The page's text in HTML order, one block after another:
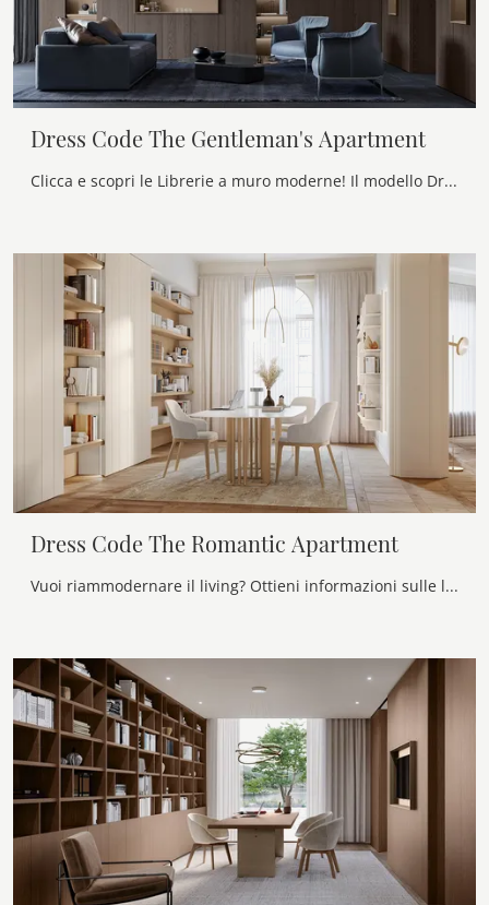
Dress Code The Gentleman's Apartment
Clicca e scopri le Librerie a muro moderne! Il modello Dress Code The Gentleman's Apartment Olivieri saprà completare un living pratico e operativo.
Dress Code The Romantic Apartment
Vuoi riammodernare il living? Ottieni informazioni sulle librerie moderne a muro e arreda i tuoi locali con il modello Dress Code The Romantic ...